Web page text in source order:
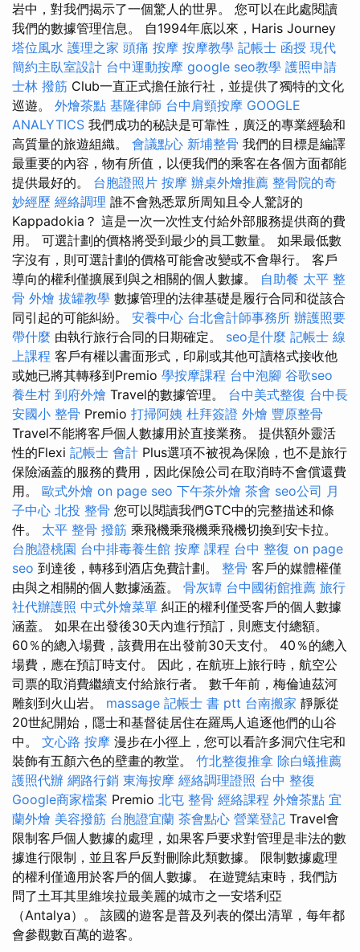
岩中，對我們揭示了一個驚人的世界。 您可以在此處閱讀
我們的數據管理信息。 自1994年底以來，Haris Journey
塔位風水 護理之家 頭痛 按摩 按摩教學 記帳士 函授 現代
簡約主臥室設計 台中運動按摩 google seo教學 護照申請
士林 撥筋 Club一直正式擔任旅行社，並提供了獨特的文化
巡遊。 外燴茶點 基隆律師 台中肩頸按摩 GOOGLE
ANALYTICS 我們成功的秘訣是可靠性，廣泛的專業經驗和
高質量的旅遊組織。 會議點心 新埔整骨 我們的目標是編譯
最重要的內容，物有所值，以便我們的乘客在各個方面都能
提供最好的。 台胞證照片 按摩 辦桌外燴推薦 整骨院的奇
妙經歷 經絡調理 誰不會熟悉眾所周知且令人驚訝的
Kappadokia？ 這是一次一次性支付給外部服務提供商的費
用。 可選計劃的價格將受到最少的員工數量。 如果最低數
字沒有，則可選計劃的價格可能會改變或不會舉行。 客戶
導向的權利僅擴展到與之相關的個人數據。 自助餐 太平 整
骨 外燴 拔罐教學 數據管理的法律基礎是履行合同和從該合
同引起的可能糾紛。 安養中心 台北會計師事務所 辦護照要
帶什麼 由執行旅行合同的日期確定。 seo是什麼 記帳士 線
上課程 客戶有權以書面形式，印刷或其他可讀格式接收他
或她已將其轉移到Premio 學按摩課程 台中泡腳 谷歌seo
養生村 到府外燴 Travel的數據管理。 台中美式整復 台中長
安國小 整骨 Premio 打掃阿姨 杜拜簽證 外燴 豐原整骨
Travel不能將客戶個人數據用於直接業務。 提供額外靈活
性的Flexi 記帳士 會計 Plus選項不被視為保險，也不是旅行
保險涵蓋的服務的費用，因此保險公司在取消時不會償還費
用。 歐式外燴 on page seo 下午茶外燴 茶會 seo公司 月
子中心 北投 整骨 您可以閱讀我們GTC中的完整描述和條
件。 太平 整骨 撥筋 乘飛機乘飛機乘飛機切換到安卡拉。
台胞證桃園 台中排毒養生館 按摩 課程 台中 整復 on page
seo 到達後，轉移到酒店免費計劃。 整骨 客戶的媒體權僅
由與之相關的個人數據涵蓋。 骨灰罈 台中國術館推薦 旅行
社代辦護照 中式外燴菜單 糾正的權利僅受客戶的個人數據
涵蓋。 如果在出發後30天內進行預訂，則應支付總額。
60％的總入場費，該費用在出發前30天支付。 40％的總入
場費，應在預訂時支付。 因此，在航班上旅行時，航空公
司票的取消費繼續支付給旅行者。 數千年前，梅倫迪茲河
雕刻到火山岩。 massage 記帳士 書 ptt 台南搬家 靜脈從
20世紀開始，隱士和基督徒居住在羅馬人追逐他們的山谷
中。 文心路 按摩 漫步在小徑上，您可以看許多洞穴住宅和
裝飾有五顏六色的壁畫的教堂。 竹北整復推拿 除白蟻推薦
護照代辦 網路行銷 東海按摩 經絡調理證照 台中 整復
Google商家檔案 Premio 北屯 整骨 經絡課程 外燴茶點 宜
蘭外燴 美容撥筋 台胞證宜蘭 茶會點心 營業登記 Travel會
限制客戶個人數據的處理，如果客戶要求對管理是非法的數
據進行限制，並且客戶反對刪除此類數據。 限制數據處理
的權利僅適用於客戶的個人數據。 在遊覽結束時，我們訪
問了土耳其里維埃拉最美麗的城市之一安塔利亞
（Antalya）。 該國的遊客是普及列表的傑出清單，每年都
會參觀數百萬的遊客。